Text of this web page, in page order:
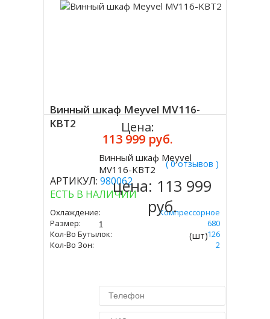
Винный шкаф Meyvel MV116-
KBT2
( 0 отзывов )
АРТИКУЛ: 980062
ЕСТЬ В НАЛИЧИИ
Охлаждение:
Компрессорное
Размер:
1397 Х 595 Х 680
Кол-Во Бутылок:
126
Кол-Во Зон:
2
Цена:
113 999 руб.
Винный шкаф Meyvel
MV116-KBT2
цена: 113 999
руб.
(шт)